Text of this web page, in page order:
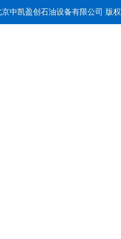
京中凯盈创石油设备有限公司 版